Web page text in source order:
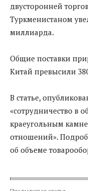
двусторонней
Туркменистаном
миллиарда.
Общие поставки
Китай превысили
В статье,
«сотрудничество в
краеугольным
отношений».
об объеме